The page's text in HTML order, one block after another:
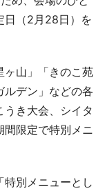
日（2月28日）を
山」「きのこ苑
ルデン」などの各
き大会、シイタ
限定で特別メニ
別メニューとし